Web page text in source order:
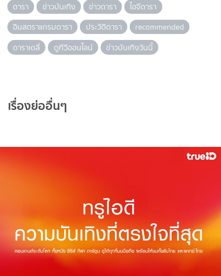
ดารา ข่าวบันเทิง ข่าวดารา
ไอจีดารา
อินสตราแกรมดารา
ประวัติดารา
recommended
ดาราเดลี่
ดูทีวีออนไลน์ ข่าวบันเทิงวันนี้
เรื่องย่ออื่นๆ